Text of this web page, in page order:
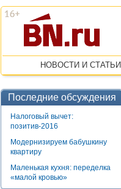
НОВОСТИ И СТАТЬИ
Последние обсуждения
Налоговый вычет:
позитив-2016
Модернизируем бабушкину
квартиру
Маленькая кухня: переделка
«малой кровью»